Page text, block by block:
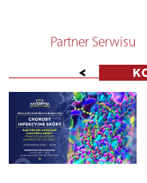
Partner Serwisu
<